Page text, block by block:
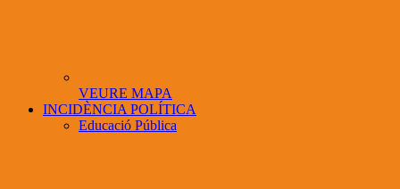
VEURE MAPA
INCIDÈNCIA POLÍTICA
Educació Pública